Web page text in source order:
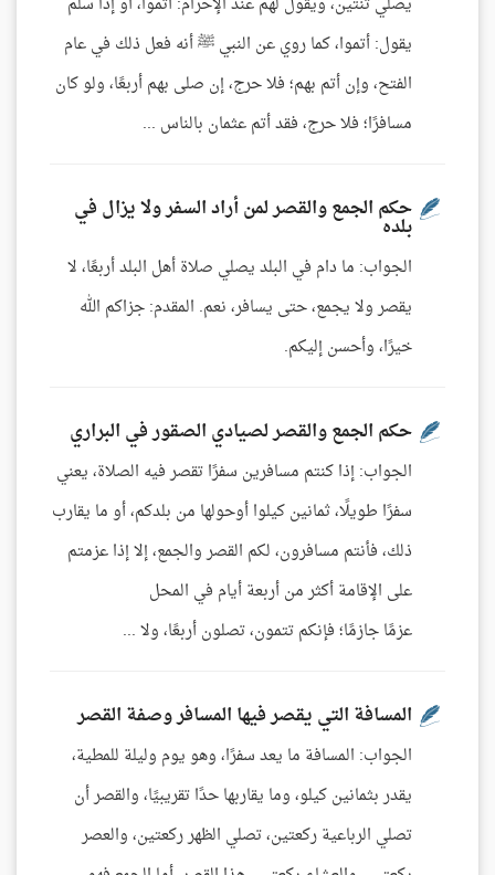
يقول: أتموا، كما روي عن النبي ﷺ أنه فعل ذلك في عام
الفتح، وإن أتم بهم؛ فلا حرج، إن صلى بهم أربعًا، ولو كان
مسافرًا؛ فلا حرج، فقد أتم عثمان بالناس ...
حكم الجمع والقصر لمن أراد السفر ولا يزال في
بلده
الجواب: ما دام في البلد يصلي صلاة أهل البلد أربعًا، لا
يقصر ولا يجمع، حتى يسافر، نعم. المقدم: جزاكم الله
خيرًا، وأحسن إليكم.
حكم الجمع والقصر لصيادي الصقور في البراري
الجواب: إذا كنتم مسافرين سفرًا تقصر فيه الصلاة، يعني
سفرًا طويلًا، ثمانين كيلوا أوحولها من بلدكم، أو ما يقارب
ذلك، فأنتم مسافرون، لكم القصر والجمع، إلا إذا عزمتم
على الإقامة أكثر من أربعة أيام في المحل
عزمًا جازمًا؛ فإنكم تتمون، تصلون أربعًا، ولا ...
المسافة التي يقصر فيها المسافر وصفة القصر
الجواب: المسافة ما يعد سفرًا، وهو يوم وليلة للمطية،
يقدر بثمانين كيلو، وما يقاربها حدًا تقريبيًا، والقصر أن
تصلي الرباعية ركعتين، تصلي الظهر ركعتين، والعصر